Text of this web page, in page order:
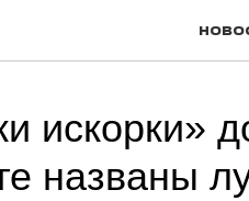
искорки»
названы